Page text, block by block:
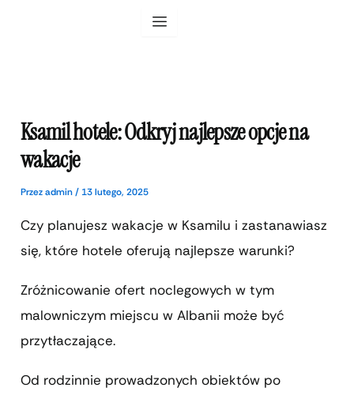
Ksamil hotele: Odkryj najlepsze opcje na
wakacje
Przezadmin/ 13 lutego, 2025
Czy planujesz wakacje w Ksamilu i zastanawiasz
się, które hotele oferują najlepsze warunki?
Zróżnicowanie ofert noclegowych w tym
malowniczym miejscu w Albanii może być
przytłaczające.
Od rodzinnie prowadzonych obiektów po